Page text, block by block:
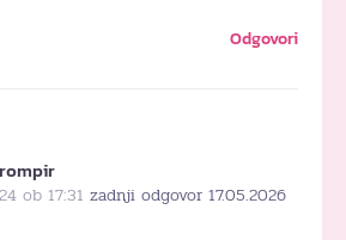
Odgovori
ob 17:31 zadnji odgovor 17.05.2026